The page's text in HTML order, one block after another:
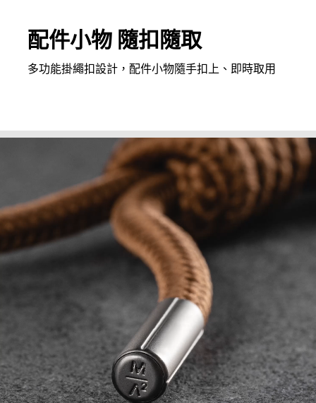
配件小物 隨扣隨取
多功能掛繩扣設計，配件小物隨手扣上、即時取用